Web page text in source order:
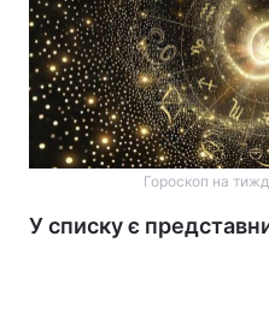
Гороскоп на
У списку є